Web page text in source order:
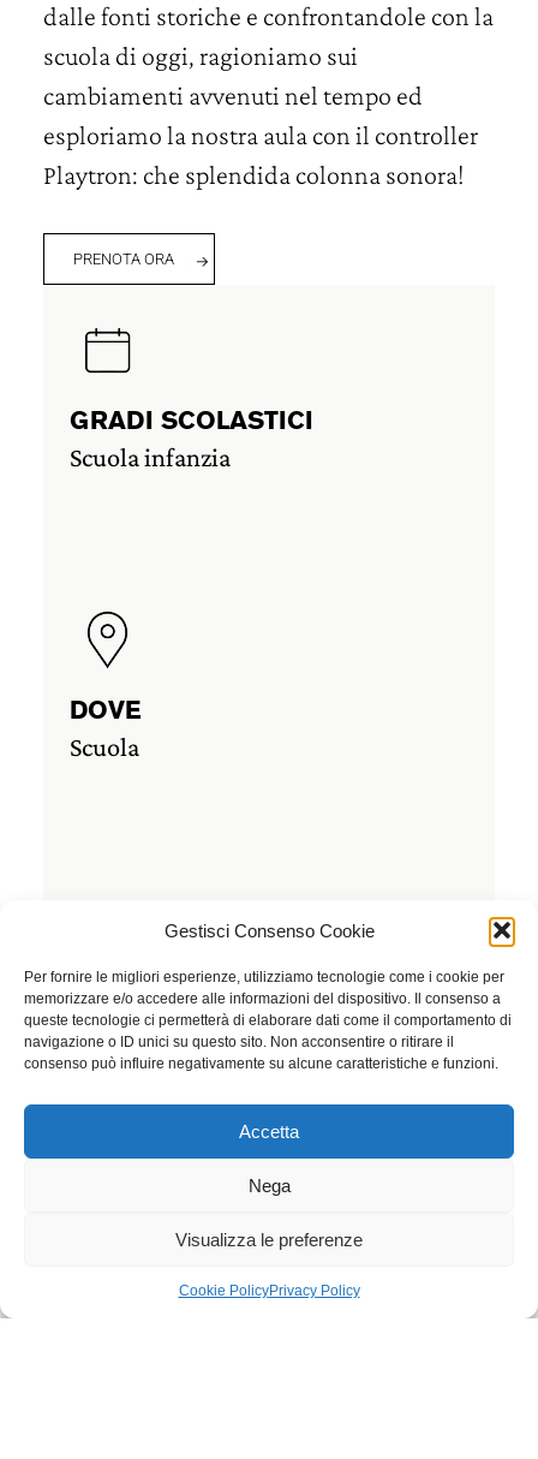
Gestisci Consenso Cookie
Per fornire le migliori esperienze, utilizziamo tecnologie come i cookie per
memorizzare e/o accedere alle informazioni del dispositivo. Il consenso a
queste tecnologie ci permetterà di elaborare dati come il comportamento di
navigazione o ID unici su questo sito. Non acconsentire o ritirare il
consenso può influire negativamente su alcune caratteristiche e funzioni.
Accetta
Nega
Visualizza le preferenze
Cookie PolicyPrivacy Policy
dalle fonti storiche e confrontandole con la
scuola di oggi, ragioniamo sui
cambiamenti avvenuti nel tempo ed
esploriamo la nostra aula con il controller
Playtron: che splendida colonna sonora!
PRENOTA ORA
GRADI SCOLASTICI
Scuola infanzia
DOVE
Scuola
DURATA
Numero di incontri: 1
2ore